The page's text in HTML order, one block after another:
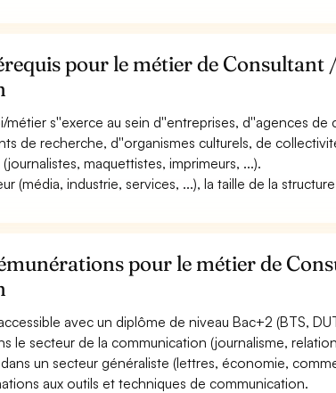
pour le métier de Consultant
métier s''exerce au sein d''entreprises, d''agences
de recherche, d''organismes culturels, de
maquettistes, imprimeurs, ...).
(média, industrie, services, ...), la taille de la
pour le métier de
avec un diplôme de niveau Bac+2 (BTS,
le secteur de la communication (journalisme,
un secteur généraliste (lettres, économie,
aux outils et techniques de communication.